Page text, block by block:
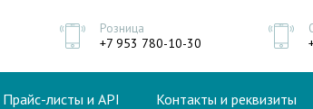
Розница
+7 953 780-10-30
Прайс-листы и API Контакты и реквизиты